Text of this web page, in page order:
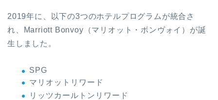
2019年に、以下の3つのホテルプログラムが統合さ
れ、Marriott Bonvoy（マリオット・ボンヴォイ）が誕
生しました。
SPG
マリオットリワード
リッツカールトンリワード